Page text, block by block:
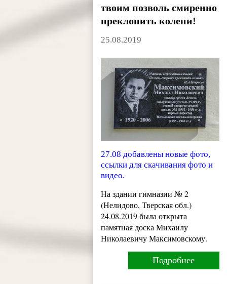
твоим позволь смиренно
преклонить колени!
25.08.2019
27.08 добавлены новые фото,
ссылки для скачивания фото и
видео.
На здании гимназии № 2
(Нелидово, Тверская обл.)
24.08.2019 была открыта
памятная доска Михаилу
Николаевичу Максимовскому.
Подробнее